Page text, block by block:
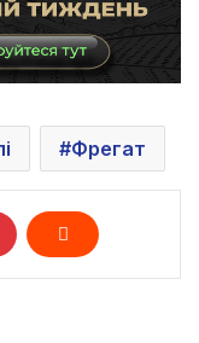
Фрегат